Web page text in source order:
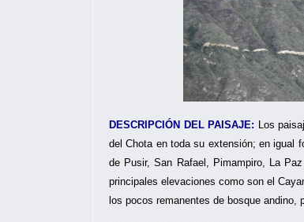
DESCRIPCIÓN DEL PAISAJE: Los
del Chota en toda su extensión; en igual
de Pusir, San Rafael, Pimampiro, La
principales elevaciones como son el
los pocos remanentes de bosque andino,